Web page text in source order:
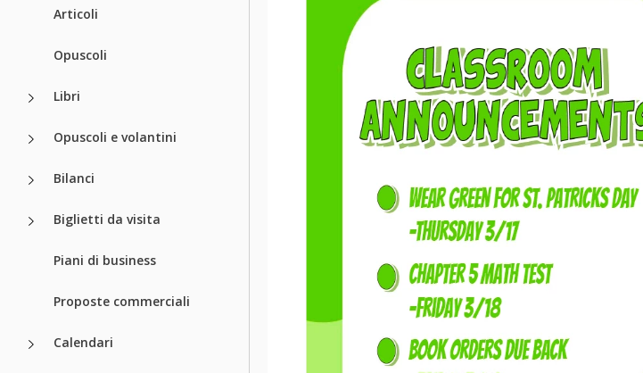
Articoli
Opuscoli
Libri
Opuscoli e volantini
Bilanci
Biglietti da visita
Piani di business
Proposte commerciali
Calendari